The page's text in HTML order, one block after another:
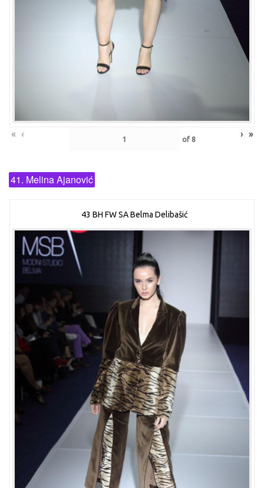
« ‹ of 8 › »
41. Melina Ajanović
43 BH FW SA Belma Delibašić